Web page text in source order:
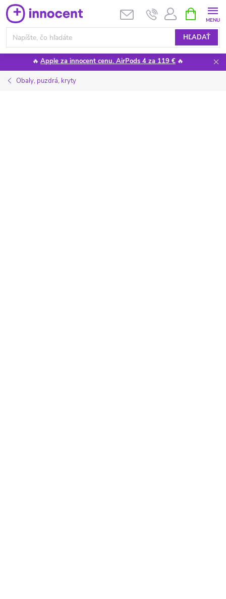
Prejsť
na
obsah
HĽADAŤ
KOŠÍK
🔥 Apple za innocent cenu. AirPods 4 za 119 € 🔥
Obaly, puzdrá, kryty